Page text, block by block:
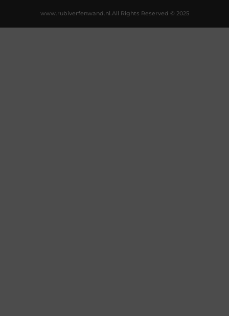
All Rights Reserved © 2025
www.rubiverfenwand.nl.